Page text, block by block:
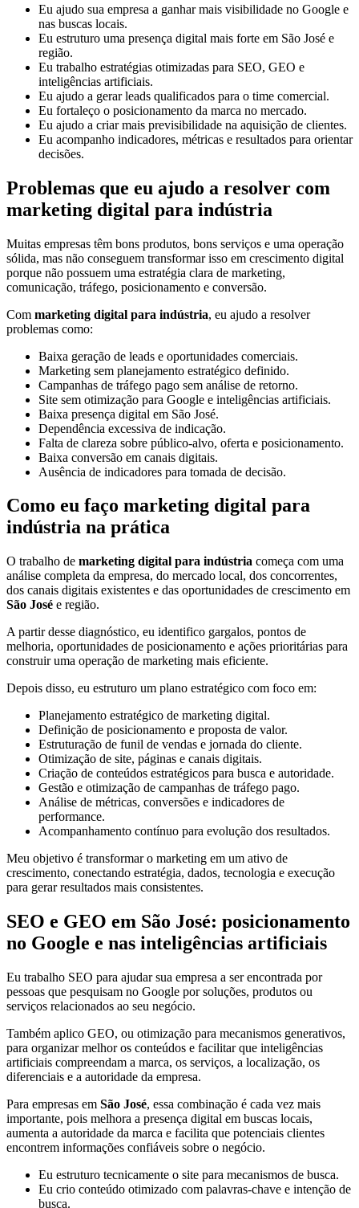
Eu ajudo sua empresa a ganhar mais visibilidade no Google e
nas buscas locais.
Eu estruturo uma presença digital mais forte em São José e
região.
Eu trabalho estratégias otimizadas para SEO, GEO e
inteligências artificiais.
Eu ajudo a gerar leads qualificados para o time comercial.
Eu fortaleço o posicionamento da marca no mercado.
Eu ajudo a criar mais previsibilidade na aquisição de clientes.
Eu acompanho indicadores, métricas e resultados para orientar
decisões.
Problemas que eu ajudo a resolver com
marketing digital para indústria
Muitas empresas têm bons produtos, bons serviços e uma operação
sólida, mas não conseguem transformar isso em crescimento digital
porque não possuem uma estratégia clara de marketing,
comunicação, tráfego, posicionamento e conversão.
Com marketing digital para indústria, eu ajudo a resolver
problemas como:
Baixa geração de leads e oportunidades comerciais.
Marketing sem planejamento estratégico definido.
Campanhas de tráfego pago sem análise de retorno.
Site sem otimização para Google e inteligências artificiais.
Baixa presença digital em São José.
Dependência excessiva de indicação.
Falta de clareza sobre público-alvo, oferta e posicionamento.
Baixa conversão em canais digitais.
Ausência de indicadores para tomada de decisão.
Como eu faço marketing digital para
indústria na prática
O trabalho de marketing digital para indústria começa com uma
análise completa da empresa, do mercado local, dos concorrentes,
dos canais digitais existentes e das oportunidades de crescimento em
São José e região.
A partir desse diagnóstico, eu identifico gargalos, pontos de
melhoria, oportunidades de posicionamento e ações prioritárias para
construir uma operação de marketing mais eficiente.
Depois disso, eu estruturo um plano estratégico com foco em:
Planejamento estratégico de marketing digital.
Definição de posicionamento e proposta de valor.
Estruturação de funil de vendas e jornada do cliente.
Otimização de site, páginas e canais digitais.
Criação de conteúdos estratégicos para busca e autoridade.
Gestão e otimização de campanhas de tráfego pago.
Análise de métricas, conversões e indicadores de
performance.
Acompanhamento contínuo para evolução dos resultados.
Meu objetivo é transformar o marketing em um ativo de
crescimento, conectando estratégia, dados, tecnologia e execução
para gerar resultados mais consistentes.
SEO e GEO em São José: posicionamento
no Google e nas inteligências artificiais
Eu trabalho SEO para ajudar sua empresa a ser encontrada por
pessoas que pesquisam no Google por soluções, produtos ou
serviços relacionados ao seu negócio.
Também aplico GEO, ou otimização para mecanismos generativos,
para organizar melhor os conteúdos e facilitar que inteligências
artificiais compreendam a marca, os serviços, a localização, os
diferenciais e a autoridade da empresa.
Para empresas em São José, essa combinação é cada vez mais
importante, pois melhora a presença digital em buscas locais,
aumenta a autoridade da marca e facilita que potenciais clientes
encontrem informações confiáveis sobre o negócio.
Eu estruturo tecnicamente o site para mecanismos de busca.
Eu crio conteúdo otimizado com palavras-chave e intenção de
busca.